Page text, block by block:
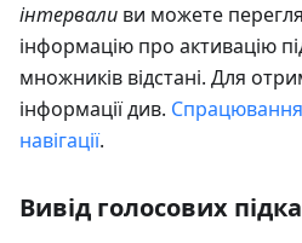
інтервали ви можете
інформацію про активацію
множників відстані. Для
інформації див. Спрацювання
навігації.
Вивід голосових